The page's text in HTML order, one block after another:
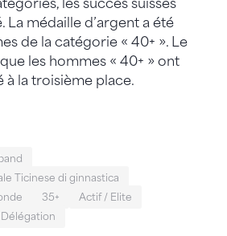
les succès suisses
La médaille d’argent a été
de la catégorie « 40+ ». Le
les hommes « 40+ » ont
à la troisième place.
Ticinese di ginnastica
35+
Actif / Elite
Délégation